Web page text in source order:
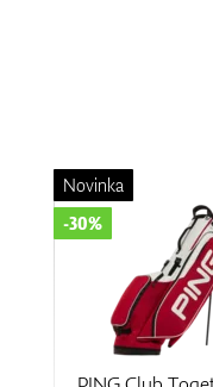
Novinka
-30%